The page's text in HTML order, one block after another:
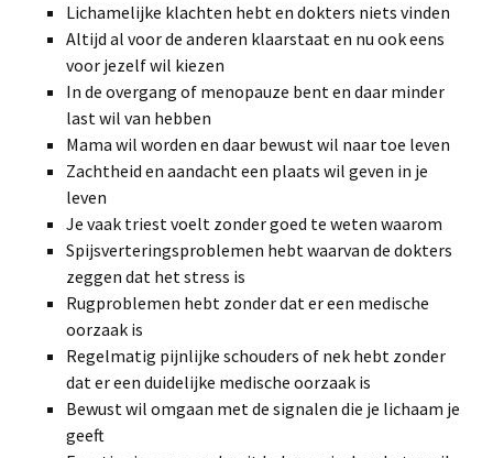
Lichamelijke klachten hebt en dokters niets vinden
Altijd al voor de anderen klaarstaat en nu ook eens
voor jezelf wil kiezen
In de overgang of menopauze bent en daar minder
last wil van hebben
Mama wil worden en daar bewust wil naar toe leven
Zachtheid en aandacht een plaats wil geven in je
leven
Je vaak triest voelt zonder goed te weten waarom
Spijsverteringsproblemen hebt waarvan de dokters
zeggen dat het stress is
Rugproblemen hebt zonder dat er een medische
oorzaak is
Regelmatig pijnlijke schouders of nek hebt zonder
dat er een duidelijke medische oorzaak is
Bewust wil omgaan met de signalen die je lichaam je
geeft